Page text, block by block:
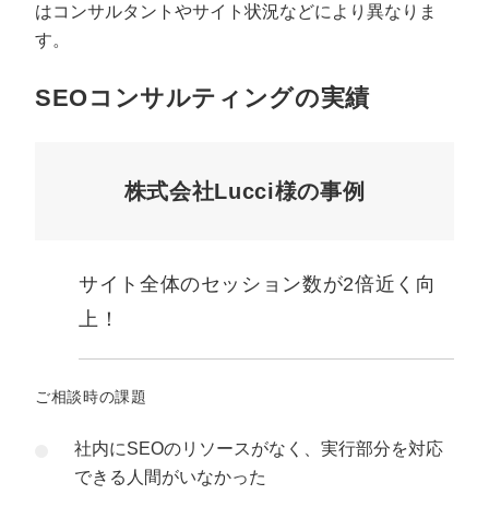
はコンサルタントやサイト状況などにより異なりま
す。
SEOコンサルティングの実績
株式会社Lucci様の事例
サイト全体のセッション数が2倍近く向
上！
ご相談時の課題
社内にSEOのリソースがなく、実行部分を対応
できる人間がいなかった